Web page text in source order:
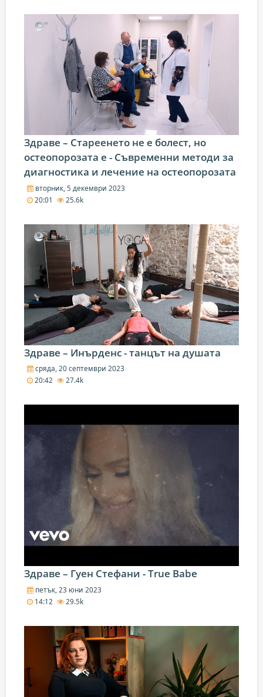
Здраве – Стареенето не е болест, но
остеопорозата е - Съвременни методи за
диагностика и лечение на остеопорозата
вторник, 5 декември 2023
20:01
25.6k
Здраве – Инърденс - танцът на душата
сряда, 20 септември 2023
20:42
27.4k
Здраве – Гуен Стефани - True Babe
петък, 23 юни 2023
14:12
29.5k